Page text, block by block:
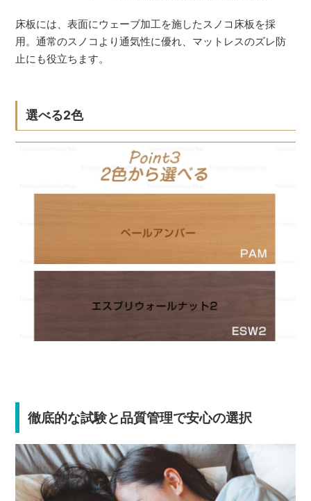
床板には、表面にウェーブ加工を施したスノコ床板を採
用。通常のスノコより通気性に優れ、マットレスのズレ防
止にも役立ちます。
選べる2色
徹底的な試験と品質管理で安心の選択